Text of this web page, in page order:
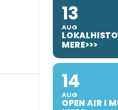
13
AUG
MERE>>>
14
AUG
OPEN AIR I